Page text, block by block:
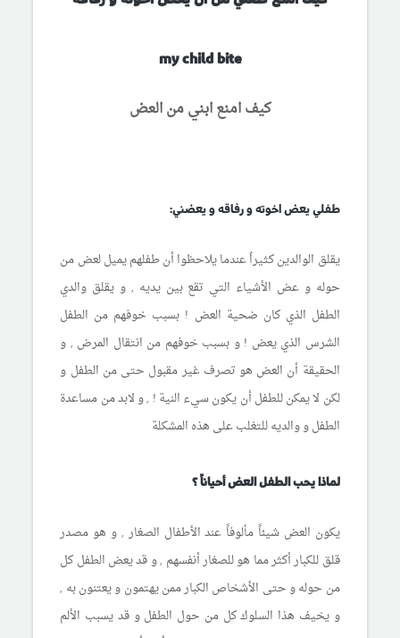
my child bite
كيف امنع ابني من العض
طفلي يعض اخوته و رفاقه و يعضني:
يقلق الوالدين كثيراُ عندما يلاحظوا أن طفلهم يميل لعض من
حوله و عض الأشياء التي تقع بين يديه , و يقلق والدي
الطفل الذي كان ضحية العض ! بسبب خوفهم من الطفل
الشرس الذي يعض ! و بسبب خوفهم من انتقال المرض , و
الحقيقة أن العض هو تصرف غير مقبول حتى من الطفل و
لكن لا يمكن للطفل أن يكون سيء النية ! , و لابد من مساعدة
الطفل و والديه للتغلب على هذه المشكلة
لماذا يحب الطفل العض أحياناً ؟
يكون العض شيئاً مألوفاً عند الأطفال الصغار , و هو مصدر
قلق للكبار أكثر مما هو للصغار أنفسهم , و قد يعض الطفل كل
من حوله و حتى الأشخاص الكبار ممن يهتمون و يعتنون به ,
و يخيف هذا السلوك كل من حول الطفل و قد يسبب الألم